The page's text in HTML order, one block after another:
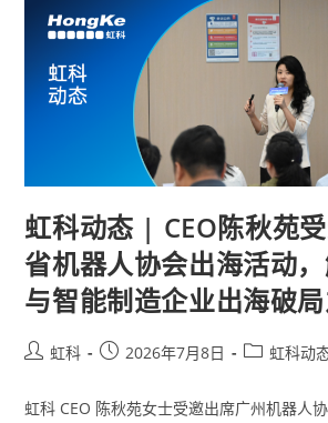
虹科动态 | CEO陈秋苑
省机器人协会出海活动
与智能制造企业出海破
虹科 2026年7月8日 虹科动
虹科 CEO 陈秋苑女士受邀出席广州机器人